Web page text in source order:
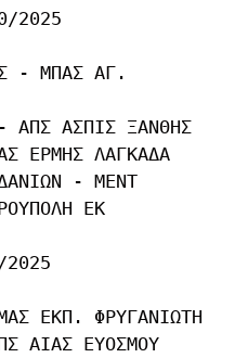
2025
- ΜΠΑΣ ΑΓ.
ΑΠΣ ΑΣΠΙΣ ΞΑΝΘΗΣ
ΕΡΜΗΣ ΛΑΓΚΑΔΑ
- ΜΕΝΤ
ΕΚ
ΕΚΠ. ΦΡΥΓΑΝΙΩΤΗ
ΑΙΑΣ ΕΥΟΣΜΟΥ